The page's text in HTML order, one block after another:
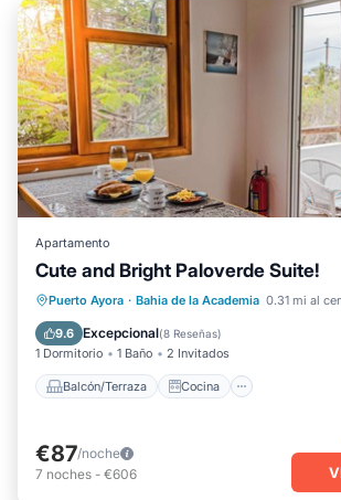
Apartamento
Cute and Bright Paloverde Suite!
Puerto Ayora · Bahia de la Academia 0.31 mi al
9.6 Excepcional(8 Reseñas)
1 Dormitorio 1 Baño 2 Invitados
Balcón/Terraza Cocina
Balcón/Terraza
Cocina
Aire acondicionado
€87/noche
7 noches - €606